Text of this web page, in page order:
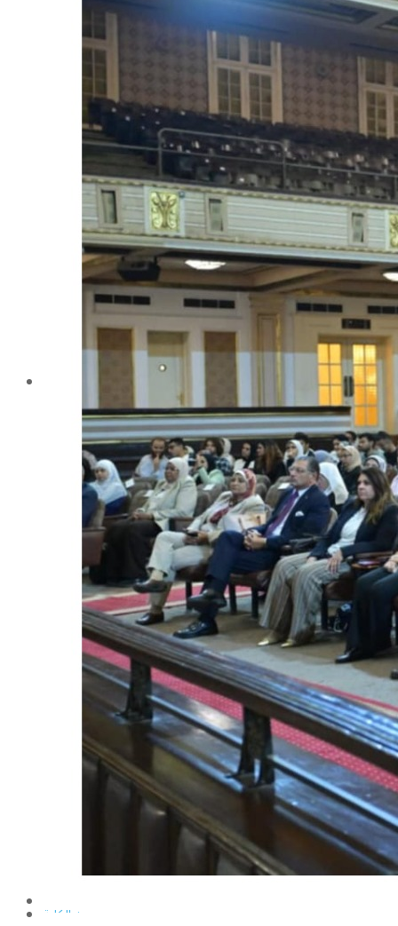
الخدمات التى تقدمها الإدارة
كيفية مشاركة الطالب فى النشاط
مستشارى لجان الإتحاد
تليفونات تهمك
الجوائز والمراكز خلال العام الجامعى 2019-2020
الأنشطة الطلابية
2016-2017
2017-2018
2019-2020
2020-2021
الخريجون
ملتقى الخريجين
خريجى الكلية
المستندات المطلوبة لاستخراج شهادات التخرج
الأقسام العلمية
الإجتماع الريفي والإرشاد الزراعي
الأراضى
الإقتصاد الزراعى
الألـــبان
أمراض النبات
الإنتاج الحيواني
بساتين الزينة
بساتين الفاكهة
الحشرات الإقتصادية والمبيدات
الحيوان والنيماتولوجيا الزراعية
الخضر
الصناعات الغذائية
الكيميـــاء الحيوية
النبات الزراعى
المحاصيل
الميكروبيولوجيا الزراعية
الهندسة الزراعية
الوراثة
البرامج التعليمية
برامج اللغة العربية
برامج اللغة الانجليزية
عن الكلية